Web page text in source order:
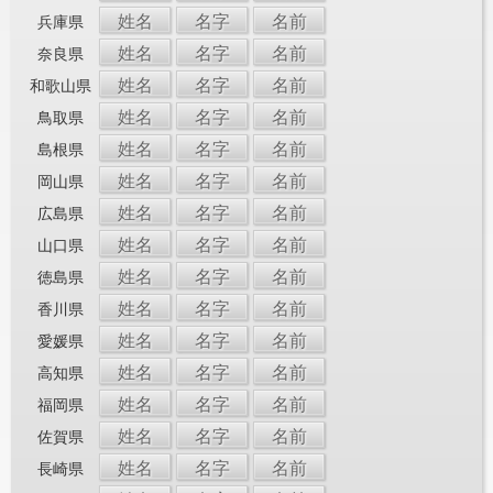
兵庫県 姓名 名字 名前
奈良県 姓名 名字 名前
和歌山県 姓名 名字 名前
鳥取県 姓名 名字 名前
島根県 姓名 名字 名前
岡山県 姓名 名字 名前
広島県 姓名 名字 名前
山口県 姓名 名字 名前
徳島県 姓名 名字 名前
香川県 姓名 名字 名前
愛媛県 姓名 名字 名前
高知県 姓名 名字 名前
福岡県 姓名 名字 名前
佐賀県 姓名 名字 名前
長崎県 姓名 名字 名前